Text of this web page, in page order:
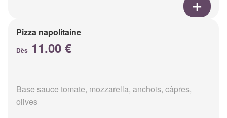
Pizza napolitaine
Dès 11.00 €
Base sauce tomate, mozzarella, anchois, câpres,
olives